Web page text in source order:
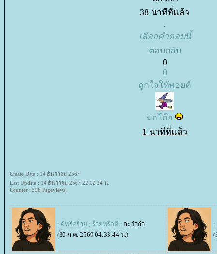
38 นาทีที่แล้ว
.
เลือกคำตอบนี้
ตอบกลับ
0
0
ถูกใจให้พอยต์
นกโก๊ก
1 นาทีที่แล้ว
Create Date : 14 ธันวาคม 2567
Last Update : 14 ธันวาคม 2567 22:02:34 น.
Counter : 596 Pageviews.
: ดีหรือร้าย ; ร้ายหรือดี : กะว่าก๋า
(30 ก.ค. 2569 04:33:44 น.)
: